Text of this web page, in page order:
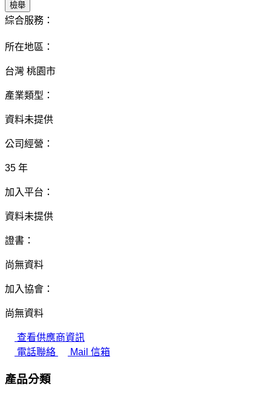
檢舉
綜合服務：
所在地區：
台灣 桃園市
產業類型：
資料未提供
公司經營：
35 年
加入平台：
資料未提供
證書：
尚無資料
加入協會：
尚無資料
查看供應商資訊
電話聯絡
Mail 信箱
產品分類